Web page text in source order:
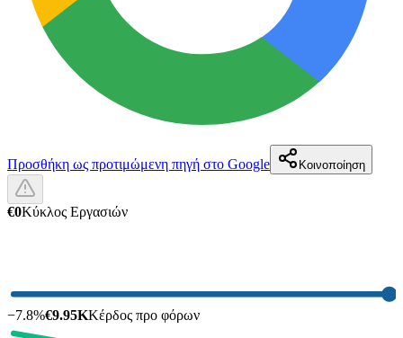
Προσθήκη ως προτιμώμενη πηγή στο Google Κοινοποίηση
€0Κύκλος Εργασιών
−7.8%€9.95KΚέρδος προ φόρων